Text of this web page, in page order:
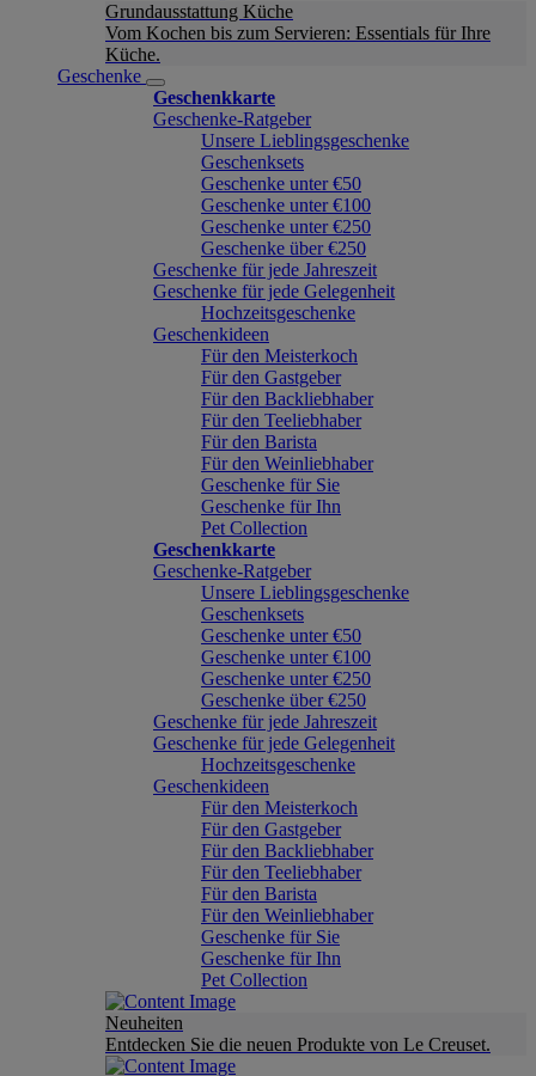
Grundausstattung Küche
Vom Kochen bis zum Servieren: Essentials für Ihre
Küche.
Geschenke
Geschenkkarte
Geschenke-Ratgeber
Unsere Lieblingsgeschenke
Geschenksets
Geschenke unter €50
Geschenke unter €100
Geschenke unter €250
Geschenke über €250
Geschenke für jede Jahreszeit
Geschenke für jede Gelegenheit
Hochzeitsgeschenke
Geschenkideen
Für den Meisterkoch
Für den Gastgeber
Für den Backliebhaber
Für den Teeliebhaber
Für den Barista
Für den Weinliebhaber
Geschenke für Sie
Geschenke für Ihn
Pet Collection
Geschenkkarte
Geschenke-Ratgeber
Unsere Lieblingsgeschenke
Geschenksets
Geschenke unter €50
Geschenke unter €100
Geschenke unter €250
Geschenke über €250
Geschenke für jede Jahreszeit
Geschenke für jede Gelegenheit
Hochzeitsgeschenke
Geschenkideen
Für den Meisterkoch
Für den Gastgeber
Für den Backliebhaber
Für den Teeliebhaber
Für den Barista
Für den Weinliebhaber
Geschenke für Sie
Geschenke für Ihn
Pet Collection
Neuheiten
Entdecken Sie die neuen Produkte von Le Creuset.